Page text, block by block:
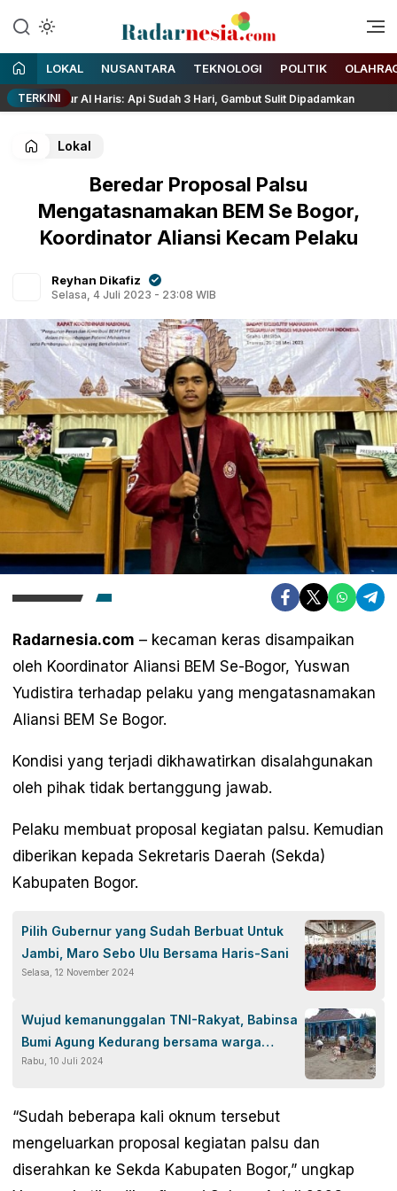
Radarnesia
Enak Dibaca
LOKAL NUSANTARA TEKNOLOGI POLITIK
TERKINI
Al Haris: Api Sudah 3 Hari, Gambut Sulit Dipadamkan
Lokal
Beredar Proposal Palsu
Mengatasnamakan BEM Se Bogor,
Koordinator Aliansi Kecam Pelaku
Reyhan Dikafiz
Selasa, 4 Juli 2023 - 23:08 WIB
Radarnesia.com – kecaman keras disampaikan
oleh Koordinator Aliansi BEM Se-Bogor, Yuswan
Yudistira terhadap pelaku yang mengatasnamakan
Aliansi BEM Se Bogor.
Kondisi yang terjadi dikhawatirkan disalahgunakan
oleh pihak tidak bertanggung jawab.
Pelaku membuat proposal kegiatan palsu. Kemudian
diberikan kepada Sekretaris Daerah (Sekda)
Kabupaten Bogor.
Pilih Gubernur yang Sudah Berbuat Untuk
Jambi, Maro Sebo Ulu Bersama Haris-Sani
Selasa, 12 November 2024
Wujud kemanunggalan TNI-Rakyat, Babinsa
Bumi Agung Kedurang bersama warga
gotong-royong membangun masjid
Rabu, 10 Juli 2024
“Sudah beberapa kali oknum tersebut
mengeluarkan proposal kegiatan palsu dan
diserahkan ke Sekda Kabupaten Bogor,” ungkap